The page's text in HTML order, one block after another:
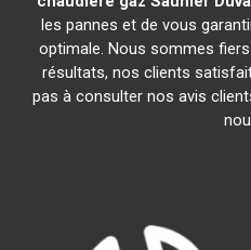
les pannes et de vous
optimale. Nous sommes
résultats, nos clients
pas à consulter nos avis